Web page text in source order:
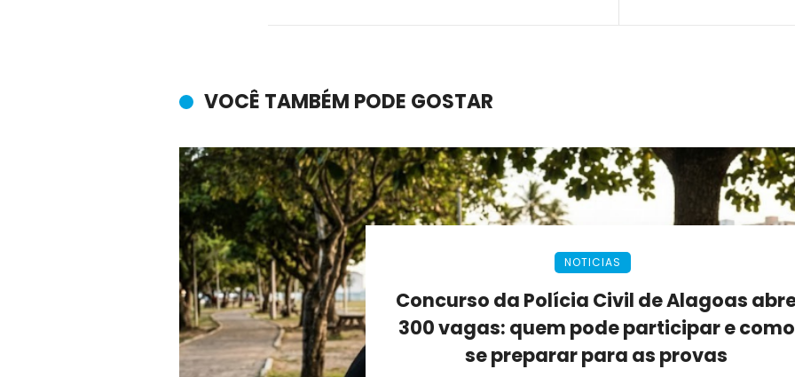
VOCÊ TAMBÉM PODE GOSTAR
NOTICIAS
Concurso da Polícia Civil de Alagoas
300 vagas: quem pode participar e como
se preparar para as provas